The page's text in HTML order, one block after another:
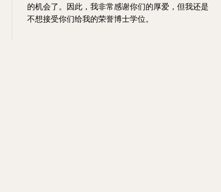
的机会了。因此，我非常感谢你们的厚爱，但我还是
不想接受你们给我的荣誉博士学位。